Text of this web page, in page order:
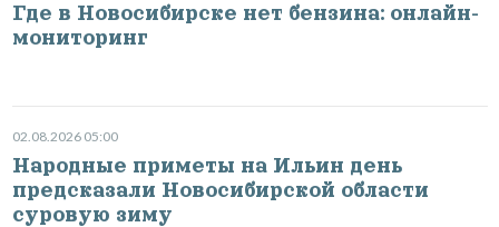
Где в Новосибирске нет бензина: онлайн-
мониторинг
02.08.2026 05:00
Народные приметы на Ильин день
предсказали Новосибирской области
суровую зиму